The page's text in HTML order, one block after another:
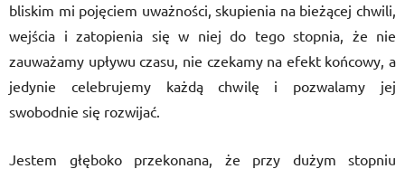
bliskim mi pojęciem uważności, skupienia na bieżącej chwili,
wejścia i zatopienia się w niej do tego stopnia, że nie
zauważamy upływu czasu, nie czekamy na efekt końcowy, a
jedynie celebrujemy każdą chwilę i pozwalamy jej
swobodnie się rozwijać.
Jestem głęboko przekonana, że przy dużym stopniu